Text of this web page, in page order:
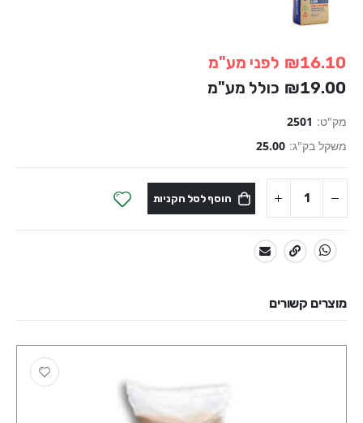
₪16.10 לפני מע"מ
₪19.00 כולל מע"מ
מק"ט: 2501
משקל בק"ג: 25.00
הוסף לסל הקניות
שתף:
מוצרים קשורים